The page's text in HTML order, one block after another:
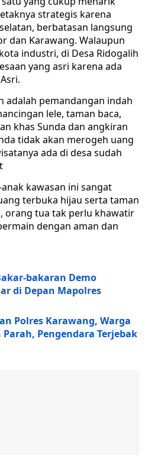
strategis karena
berbatasan langsung
dan Karawang. Walaupun
industri, di Desa Ridogalih
yang asri karena ada
adalah pemandangan indah
lele, taman baca,
khas Sunda dan angkiran
tidak akan merogeh uang
ada di desa sudah
kawasan ini sangat
terbuka hijau serta taman
orang tua tak perlu khawatir
dengan aman dan
bakaran Demo
di Depan Mapolres
Polres Karawang, Warga
Pengendara Terjebak